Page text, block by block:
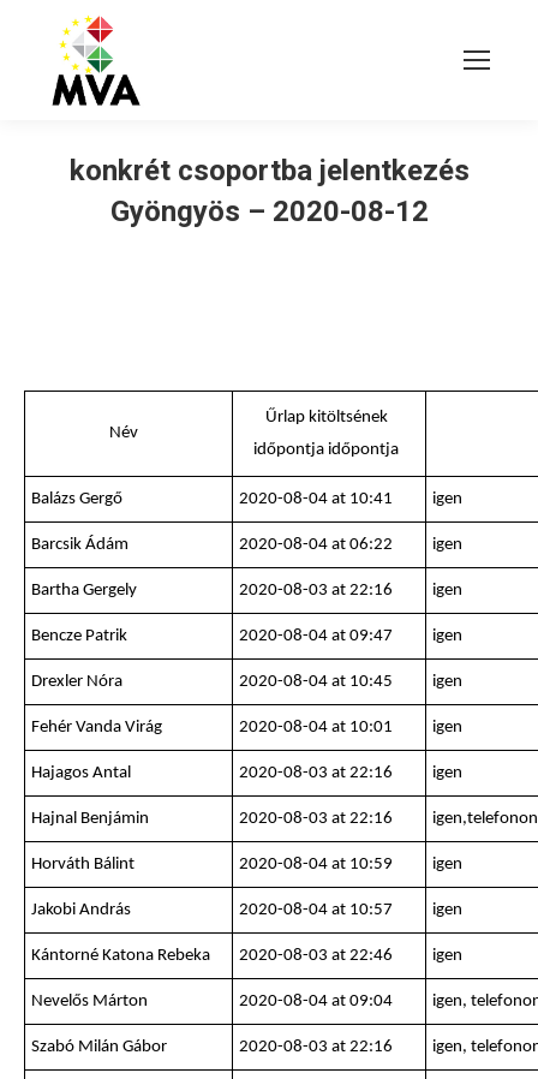
konkrét csoportba jelentkezés
Gyöngyös – 2020-08-12
Név
Űrlap kitöltsének
időpontja időpontja
Balázs Gergő 2020-08-04 at 10:41 igen
Barcsik Ádám 2020-08-04 at 06:22 igen
Bartha Gergely 2020-08-03 at 22:16 igen
Bencze Patrik 2020-08-04 at 09:47 igen
Drexler Nóra 2020-08-04 at 10:45 igen
Fehér Vanda Virág 2020-08-04 at 10:01 igen
Hajagos Antal 2020-08-03 at 22:16 igen
Hajnal Benjámin 2020-08-03 at 22:16
Horváth Bálint 2020-08-04 at 10:59 igen
Jakobi András 2020-08-04 at 10:57 igen
Kántorné Katona Rebeka 2020-08-03 at 22:46 igen
Nevelős Márton 2020-08-04 at 09:04 igen,
Szabó Milán Gábor 2020-08-03 at 22:16 igen,